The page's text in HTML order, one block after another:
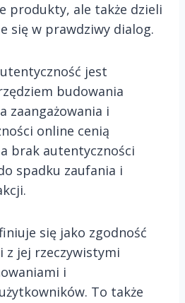
produkty, ale także dzieli
się w prawdziwy dialog.
jest
budowania
zaangażowania i
online cenią
brak autentyczności
spadku zaufania i
się jako zgodność
z jej rzeczywistymi
i
To także